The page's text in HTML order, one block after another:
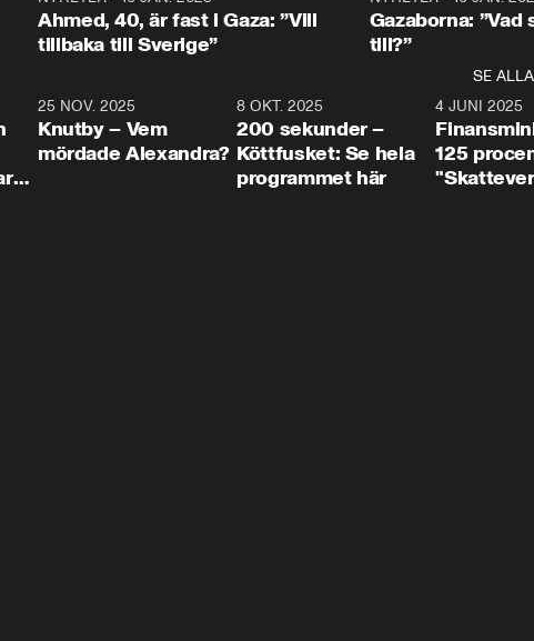
Thand Ring
Ahmed, 40, är fast i Gaza: ”Vill
tillbaka till Sverige”
Gazaborna:
till?”
SE ALLA
31:05
25 NOV. 2025
Knutby – Vem
mördade Alexandra?
4:29
8 OKT. 2025
200 sekunder –
Köttfusket: Se hela
programmet här
4 JUNI 2025
125